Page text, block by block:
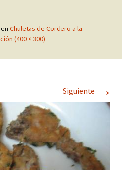
en Chuletas de Cordero a la
(400 × 300)
Siguiente →